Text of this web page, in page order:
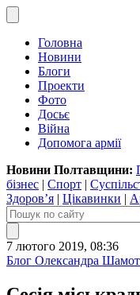
Головна
Новини
Блоги
Проекти
Фото
Досьє
Війна
Допомога армії
Новини Полтавщини:
бізнес | Спорт |
Здоров’я | Цікавинки |
7 лютого 2019, 08:36
Блог Олександра